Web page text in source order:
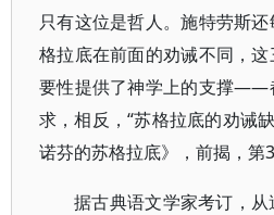
只有这位是哲人。施特劳斯
格拉底在前面的劝诫不同，
要性提供了神学上的支撑——
求，相反，“苏格拉底的劝诫
诺芬的苏格拉底》，前揭，第
据古典语文学家考订，